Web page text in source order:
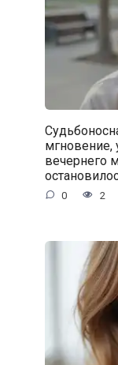
мгновение,
вечернего
0 2